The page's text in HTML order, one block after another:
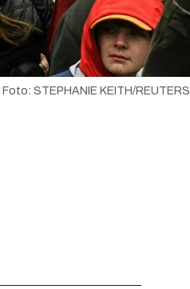
Foto: STEPHANIE KEITH/REUTERS